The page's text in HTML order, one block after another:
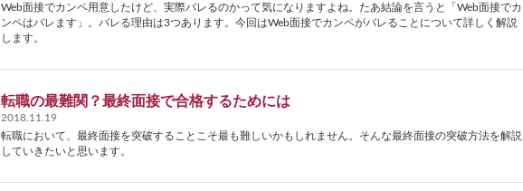
Web面接でカンペ用意したけど、実際バレるのかって気になりますよね。たあ結論を言うと「Web面接でカ
ンペはバレます」。バレる理由は3つあります。今回はWeb面接でカンペがバレることについて詳しく解説
します。
転職の最難関？最終面接で合格するためには
2018.11.19
転職において、最終面接を突破することこそ最も難しいかもしれません。そんな最終面接の突破方法を解説
していきたいと思います。